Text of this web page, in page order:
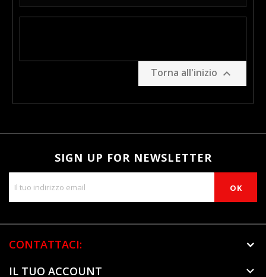
Torna all'inizio 
SIGN UP FOR NEWSLETTER
CONTATTACI:
IL TUO ACCOUNT
